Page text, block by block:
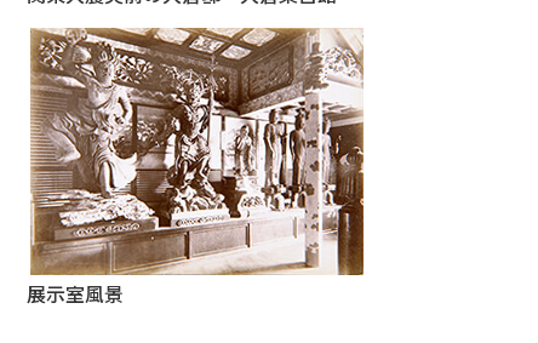
展示室風景